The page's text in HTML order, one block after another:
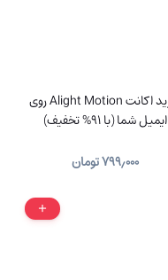
خرید اکانت Alight Motion روی
ایمیل شما (با 91% تخفیف)
۷۹۹٫۰۰۰تومان